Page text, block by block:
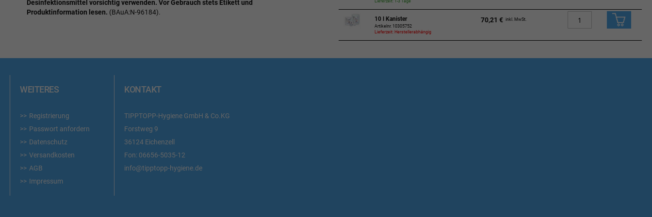
Desinfektionsmittel vorsichtig verwenden. Vor Gebrauch stets Etikett und
Produktinformation lesen. (BAuA:N-96184).
Lieferzeit: 1-3 Tage
10 l Kanister
Artikelnr. 10305752
Lieferzeit: Herstellerabhängig
70,21 € inkl. MwSt.
WEITERES
Registrierung
Passwort anfordern
Datenschutz
Versandkosten
AGB
Impressum
KONTAKT
TIPPTOPP-Hygiene GmbH & Co.KG
Forstweg 9
36124 Eichenzell
Fon: 06656-5035-12
info@tipptopp-hygiene.de